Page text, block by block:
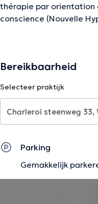
thérapie par
conscience (Nouvelle
plan corporel, que
compréhension plus fine
blocages afin de
soi-même et un mieux-
Public :
Bereikbaarheid
Selecteer praktijk
Parking
Gemakkelijk